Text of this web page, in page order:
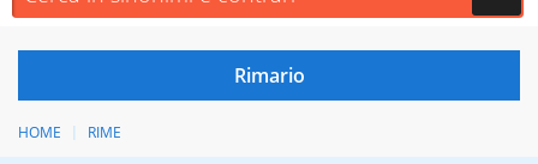
HOME RIME